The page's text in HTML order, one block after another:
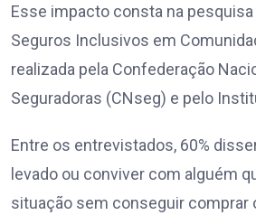
Esse impacto consta na pesquisa
Seguros Inclusivos em
realizada pela Confederação
Seguradoras (CNseg) e pelo
Entre os entrevistados, 60%
levado ou conviver com alguém
situação sem conseguir comprar